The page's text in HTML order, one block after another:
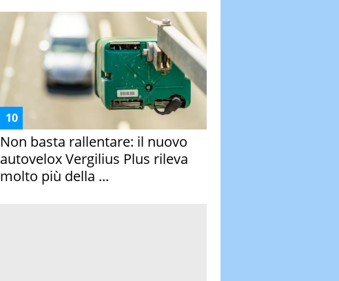
Non basta rallentare: il nuovo
autovelox Vergilius Plus rileva
molto più della ...